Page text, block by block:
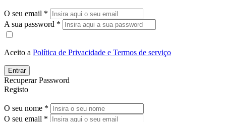
O seu email *
A sua password *
Aceito a Política de Privacidade e Termos de serviço
Entrar
Recuperar Password
Registo
O seu nome *
O seu email *